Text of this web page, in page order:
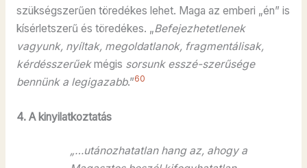
szükségszerűen töredékes lehet. Maga az emberi „én” is
kísérletszerű és töredékes. „Befejezhetetlenek
vagyunk, nyíltak, megoldatlanok, fragmentálisak,
kérdésszerűekmégis sorsunk esszé-szerűsége
bennünk a legigazabb.”60
4. A kinyilatkoztatás
„…utánozhatatlan hang az, ahogy a